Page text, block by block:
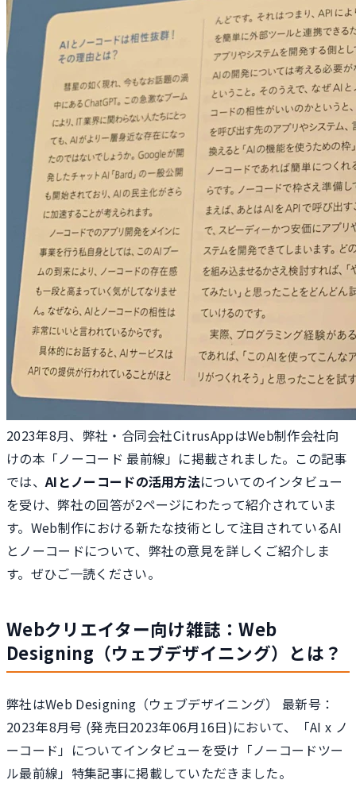
2023年8月、弊社・合同会社CitrusAppはWeb制作会社向
けの本「ノーコード 最前線」に掲載されました。この記事
では、AIとノーコードの活用方法についてのインタビュー
を受け、弊社の回答が2ページにわたって紹介されていま
す。Web制作における新たな技術として注目されているAI
とノーコードについて、弊社の意見を詳しくご紹介しま
す。ぜひご一読ください。
Webクリエイター向け雑誌：Web
Designing（ウェブデザイニング）とは？
弊社はWeb Designing（ウェブデザイニング） 最新号：
2023年8月号 (発売日2023年06月16日)において、「AI x ノ
ーコード」についてインタビューを受け「ノーコードツー
ル最前線」特集記事に掲載していただきました。